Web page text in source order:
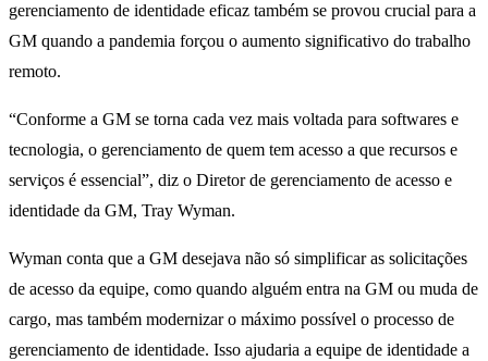
gerenciamento de identidade eficaz também se provou crucial para a
GM quando a pandemia forçou o aumento significativo do trabalho
remoto.
“Conforme a GM se torna cada vez mais voltada para softwares e
tecnologia, o gerenciamento de quem tem acesso a que recursos e
serviços é essencial”, diz o Diretor de gerenciamento de acesso e
identidade da GM, Tray Wyman.
Wyman conta que a GM desejava não só simplificar as solicitações
de acesso da equipe, como quando alguém entra na GM ou muda de
cargo, mas também modernizar o máximo possível o processo de
gerenciamento de identidade. Isso ajudaria a equipe de identidade a